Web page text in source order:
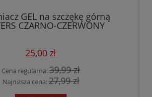
GEL na szczękę górną
CZARNO-CZERWONY
25,00 zł
Cena regularna:39,99 zł
Najniższa cena:27,99 zł